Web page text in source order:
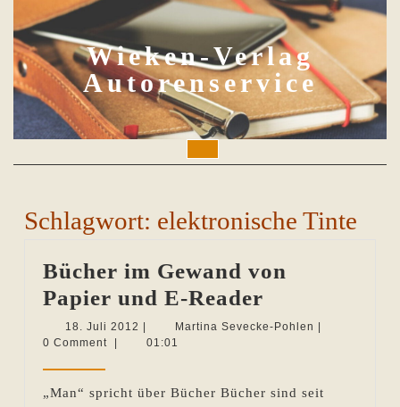
to
content
Wieken-Verlag
Autorenservice
Button
Schlagwort: elektronische Tinte
Bücher im Gewand von
Papier und E-Reader
im
18. Juli 2012 18.
Juli
Martina Sevecke-Pohlen Martina
0 Comment
01:01
„Man“ spricht über Bücher Bücher sind seit